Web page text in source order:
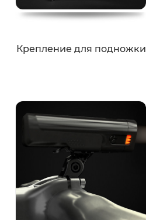
Крепление для подножки